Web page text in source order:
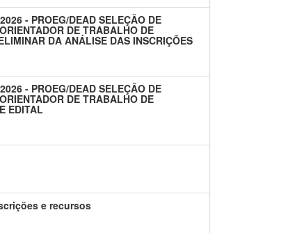
- PROEG/DEAD SELEÇÃO DE
DE TRABALHO DE
DA ANÁLISE DAS INSCRIÇÕES
- PROEG/DEAD SELEÇÃO DE
DE TRABALHO DE
EDITAL
e recursos